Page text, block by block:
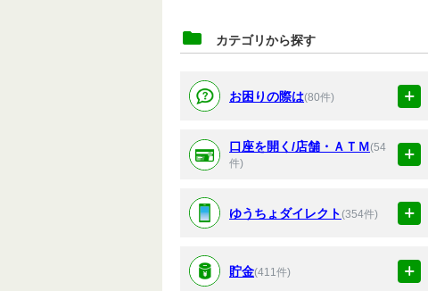
カテゴリから探す
お困りの際は(80件)
口座を開く/店舗・ＡＴＭ(54
件)
ゆうちょダイレクト(354件)
貯金(411件)